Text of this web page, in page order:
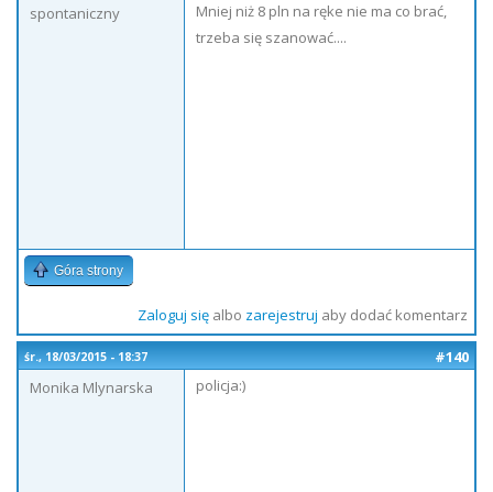
spontaniczny
Mniej niż 8 pln na ręke nie ma co brać,
trzeba się szanować....
Góra strony
Zaloguj sięalbo zarejestruj aby dodać komentarz
śr., 18/03/2015 - 18:37
#140
Monika Mlynarska
policja:)